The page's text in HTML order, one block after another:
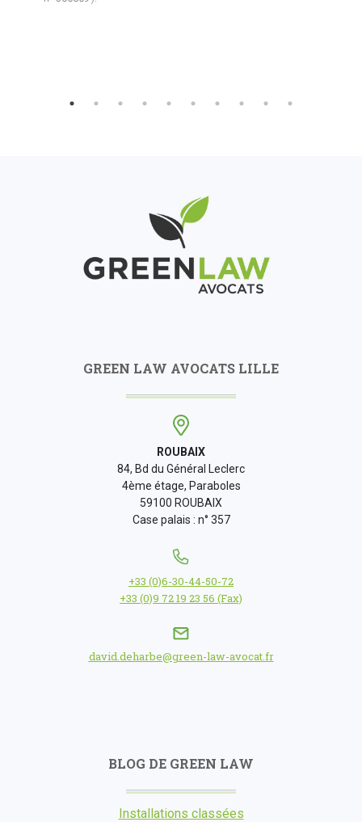
GREEN LAW AVOCATS LILLE
ROUBAIX
84, Bd du Général Leclerc
4ème étage, Paraboles
59100 ROUBAIX
Case palais : n° 357
+33 (0)6-30-44-50-72
+33 (0)9 72 19 23 56 (Fax)
david.deharbe@green-law-avocat.fr
BLOG DE GREEN LAW
Installations classées